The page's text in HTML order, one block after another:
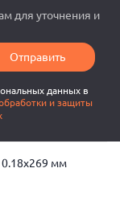
для уточнения и
Отправить
данных в
и защиты
0.18x269 мм